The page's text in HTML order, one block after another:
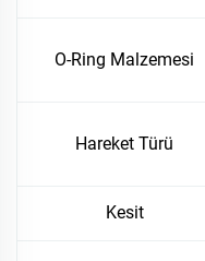
O-Ring Malzemesi
Hareket Türü
Kesit